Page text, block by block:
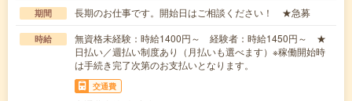
期間 長期のお仕事です。開始日はご相談ください！ ★急募
時給
無資格未経験：時給1400円～ 経験者：時給1450円～ ★
日払い／週払い制度あり（月払いも選べます）※稼働開始時
は手続き完了次第のお支払いとなります。
交通費